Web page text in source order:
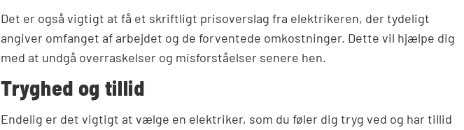
Det er også vigtigt at få et skriftligt prisoverslag fra elektrikeren, der tydeligt
angiver omfanget af arbejdet og de forventede omkostninger. Dette vil hjælpe dig
med at undgå overraskelser og misforståelser senere hen.
Tryghed og tillid
Endelig er det vigtigt at vælge en elektriker, som du føler dig tryg ved og har tillid